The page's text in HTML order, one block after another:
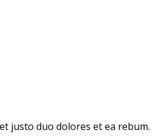
justo duo dolores et ea rebum.